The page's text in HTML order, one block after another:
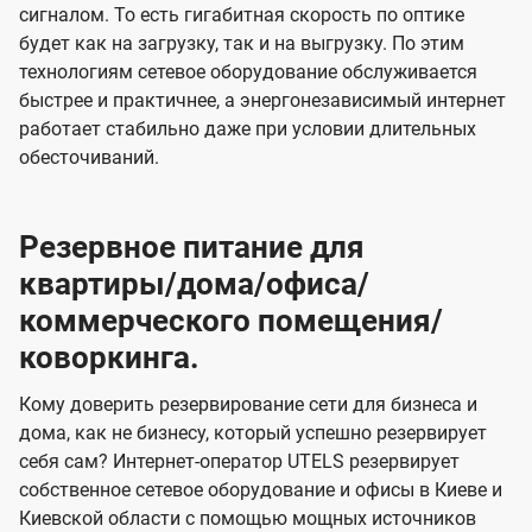
сигналом. То есть гигабитная скорость по оптике
будет как на загрузку, так и на выгрузку. По этим
технологиям сетевое оборудование обслуживается
быстрее и практичнее, а энергонезависимый интернет
работает стабильно даже при условии длительных
обесточиваний.
Резервное питание для
квартиры/дома/офиса/
коммерческого помещения/
коворкинга.
Кому доверить резервирование сети для бизнеса и
дома, как не бизнесу, который успешно резервирует
себя сам? Интернет-оператор UTELS резервирует
собственное сетевое оборудование и офисы в Киеве и
Киевской области с помощью мощных источников